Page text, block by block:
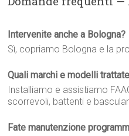
Intervenite anche a Bologna?
Sì, copriamo Bologna e la
Quali marchi e modelli
Installiamo e assistiamo
scorrevoli, battenti e
Fate manutenzione